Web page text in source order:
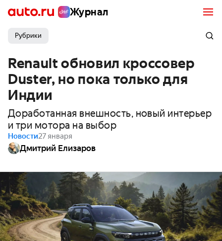
Журнал
Рубрики
Renault обновил кроссовер
Duster, но пока только для
Индии
Доработанная внешность, новый интерьер
и три мотора на выбор
Новости27 января
Дмитрий Елизаров